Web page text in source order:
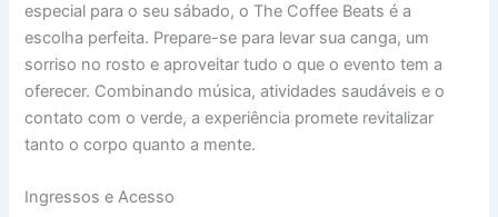
especial para o seu sábado, o The Coffee Beats é a
escolha perfeita. Prepare-se para levar sua canga, um
sorriso no rosto e aproveitar tudo o que o evento tem a
oferecer. Combinando música, atividades saudáveis e o
contato com o verde, a experiência promete revitalizar
tanto o corpo quanto a mente.
Ingressos e Acesso